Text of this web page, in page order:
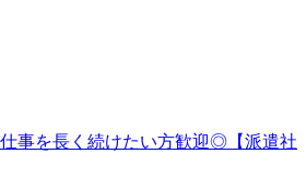
事を長く続けたい方歓迎◎【派遣社